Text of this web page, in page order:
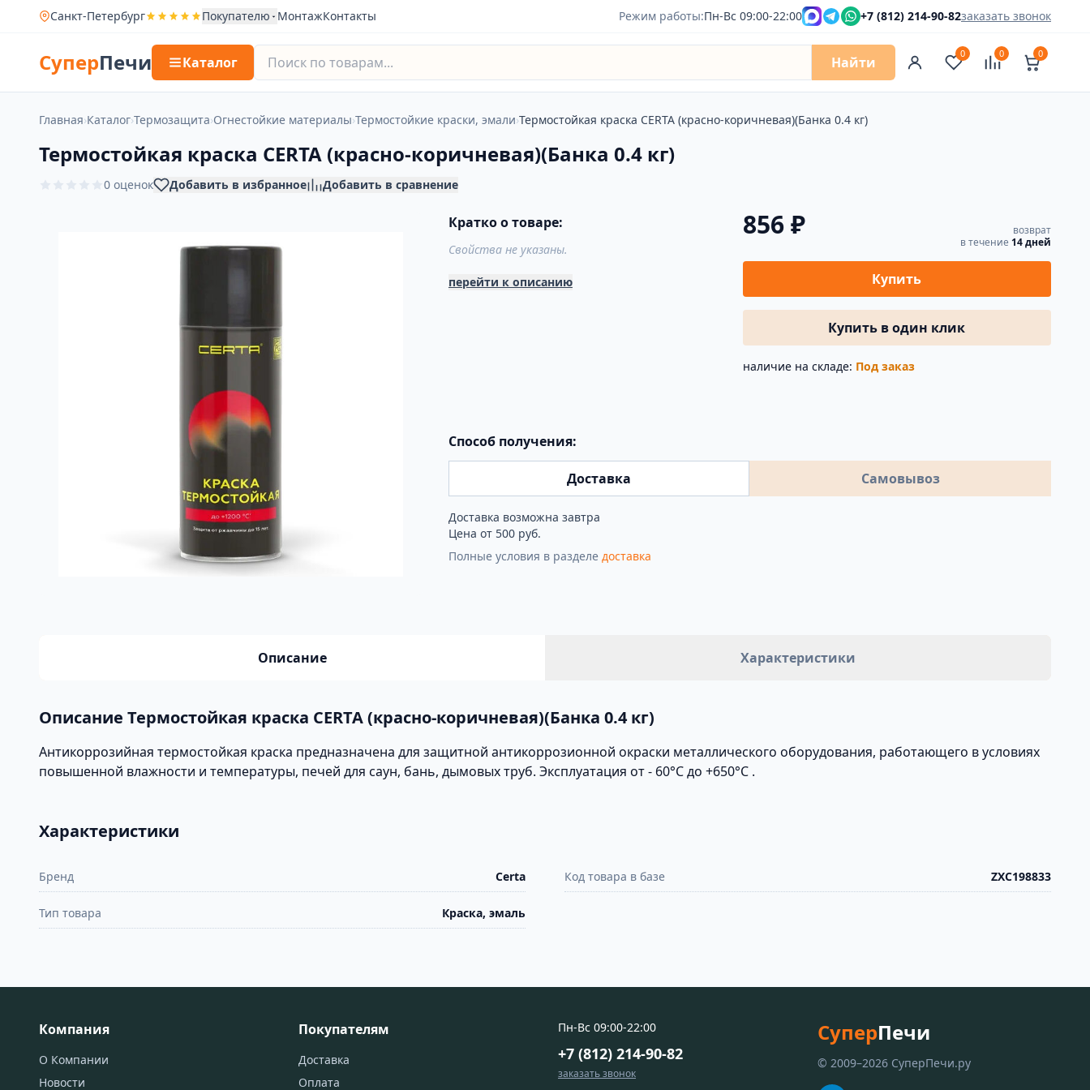
Санкт-Петербург Покупателю МонтажКонтакты Режим работы:Пн-Вс 09:00-22:00 +7 (812) 214-90-82заказать звонок
СуперПечи Каталог Найти
0 0 0
Главная›Каталог›Термозащита›Огнестойкие материалы›Термостойкие краски, эмали›Термостойкая краска CERTA (красно-коричневая)(Банка 0.4 кг)
Термостойкая краска CERTA (красно-коричневая)(Банка 0.4 кг)
0 оценок Добавить в избранное Добавить в сравнение
Кратко о товаре:
Свойства не указаны.
перейти к описанию
856 ₽
возврат
в течение 14 дней
Купить
Купить в один клик
наличие на складе: Под заказ
Способ получения:
Доставка Самовывоз
Доставка возможна завтра
Цена от 500 руб.
Полные условия в разделе доставка
Описание Характеристики
Описание Термостойкая краска CERTA (красно-коричневая)(Банка 0.4 кг)
Антикоррозийная термостойкая краска предназначена для защитной антикоррозионной окраски металлического оборудования, работающего в условиях
повышенной влажности и температуры, печей для саун, бань, дымовых труб. Эксплуатация от - 60°С до +650°С .
Характеристики
Бренд Certa Код товара в базе ZXC198833
Тип товара Краска, эмаль
Компания
О Компании
Новости
Покупателям
Доставка
Оплата
Пн-Вс 09:00-22:00
+7 (812) 214-90-82
заказать звонок
СуперПечи
© 2009–2026 СуперПечи.ру